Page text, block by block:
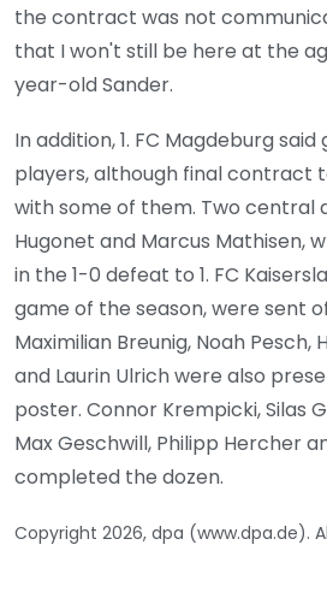
the contract was not
that I won't still be here at the
year-old Sander.
In addition, 1. FC Magdeburg
players, although final contract
with some of them. Two central
Hugonet and Marcus Mathisen,
in the 1-0 defeat to 1. FC
game of the season, were sent
Maximilian Breunig, Noah
and Laurin Ulrich were also
poster. Connor Krempicki, Silas
Max Geschwill, Philipp Hercher
completed the dozen.
Copyright 2026, dpa (www.dpa.de).